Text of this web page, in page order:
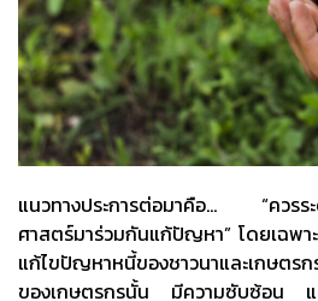
แนวทางประการต่อมาคือ… “ควรร
ศาสตร์มาร่วมกันแก้ปัญหา” โดยเฉพา
แก้ไขปัญหาหนี้ของชาวนาและเกษต
ของเกษตรกรนั้น มีความซับซ้อน แ